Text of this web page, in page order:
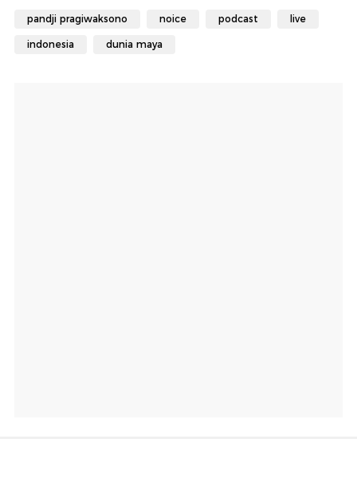
pandji pragiwaksono noice podcast live
indonesia dunia maya